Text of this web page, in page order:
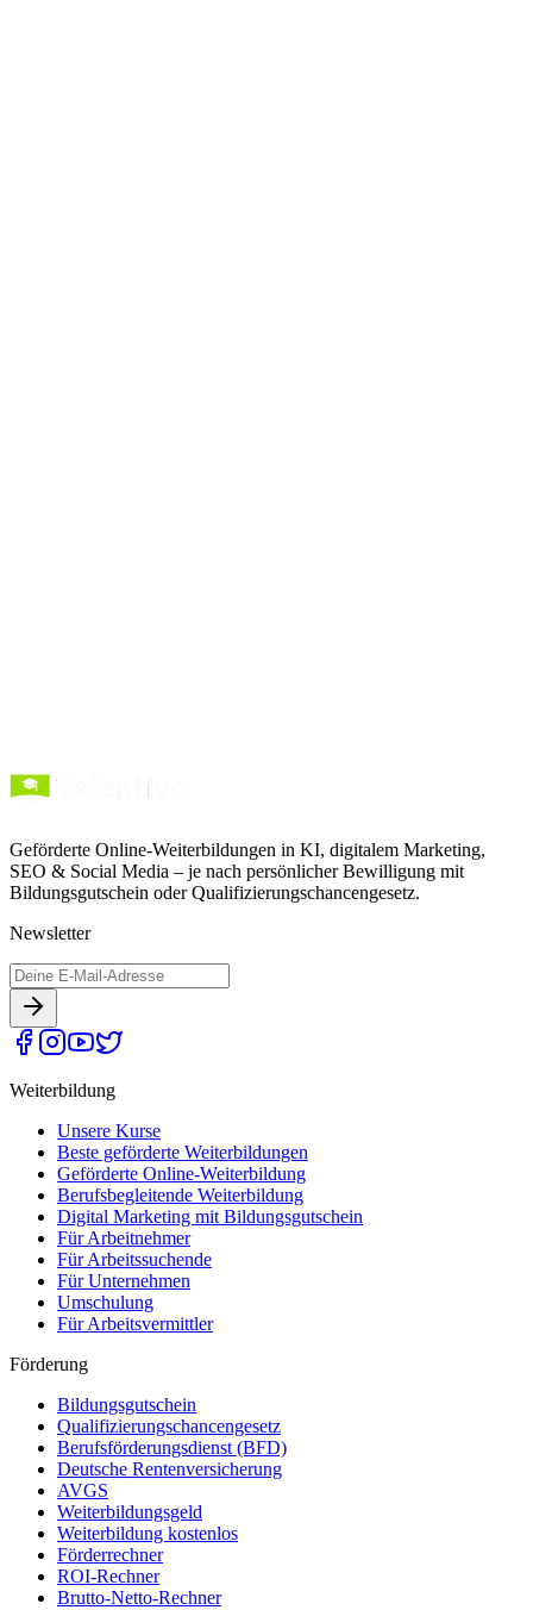
Geförderte Online-Weiterbildungen in KI, digitalem Marketing,
SEO & Social Media – je nach persönlicher Bewilligung mit
Bildungsgutschein oder Qualifizierungschancengesetz.
Newsletter
Weiterbildung
Unsere Kurse
Beste geförderte Weiterbildungen
Geförderte Online-Weiterbildung
Berufsbegleitende Weiterbildung
Digital Marketing mit Bildungsgutschein
Für Arbeitnehmer
Für Arbeitssuchende
Für Unternehmen
Umschulung
Für Arbeitsvermittler
Förderung
Bildungsgutschein
Qualifizierungschancengesetz
Berufsförderungsdienst (BFD)
Deutsche Rentenversicherung
AVGS
Weiterbildungsgeld
Weiterbildung kostenlos
Förderrechner
ROI-Rechner
Brutto-Netto-Rechner